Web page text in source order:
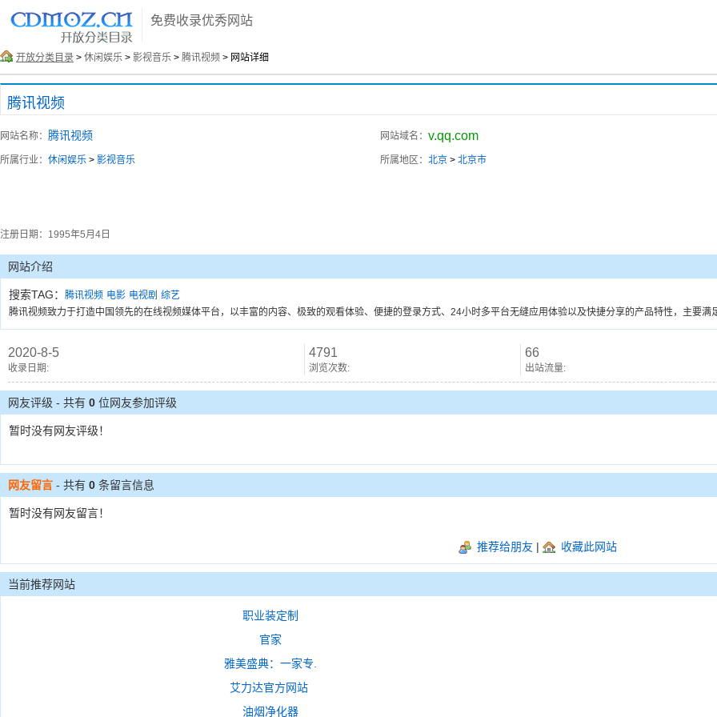
免费收录优秀网站
开放分类目录 > 休闲娱乐 > 影视音乐 > 腾讯视频 > 网站详细
腾讯视频
网站名称： 腾讯视频 网站域名： v.qq.com
所属行业： 休闲娱乐 > 影视音乐 所属地区： 北京 > 北京市
注册日期： 1995年5月4日
网站介绍
搜索TAG： 腾讯视频 电影 电视剧 综艺
腾讯视频致力于打造中国领先的在线视频媒体平台，以丰富的内容、极致的观看体验、便捷的登录方式、24小时多平台无缝应用体验以及快捷分享的产品特性，主要满
2020-8-5
收录日期:
4791
浏览次数:
66
出站流量:
网友评级 - 共有 0 位网友参加评级
暂时没有网友评级！
网友留言 - 共有 0 条留言信息
暂时没有网友留言！
推荐给朋友 | 收藏此网站
当前推荐网站
职业装定制
官家
雅美盛典：一家专.
艾力达官方网站
油烟净化器